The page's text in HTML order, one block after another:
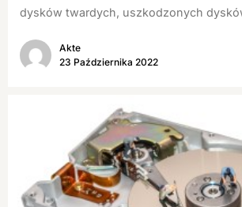
dysków twardych, uszkodzonych
Akte
23 Października 2022